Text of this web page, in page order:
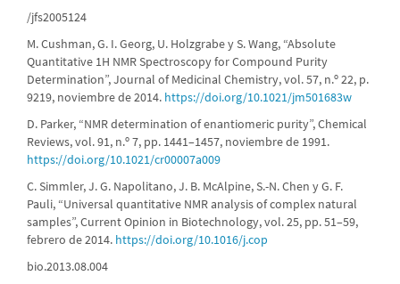
/jfs2005124
M. Cushman, G. I. Georg, U. Holzgrabe y S. Wang, “Absolute
Quantitative 1H NMR Spectroscopy for Compound Purity
Determination”, Journal of Medicinal Chemistry, vol. 57, n.º 22, p.
9219, noviembre de 2014. https://doi.org/10.1021/jm501683w
D. Parker, “NMR determination of enantiomeric purity”, Chemical
Reviews, vol. 91, n.º 7, pp. 1441–1457, noviembre de 1991.
https://doi.org/10.1021/cr00007a009
C. Simmler, J. G. Napolitano, J. B. McAlpine, S.-N. Chen y G. F.
Pauli, “Universal quantitative NMR analysis of complex natural
samples”, Current Opinion in Biotechnology, vol. 25, pp. 51–59,
febrero de 2014. https://doi.org/10.1016/j.cop
bio.2013.08.004